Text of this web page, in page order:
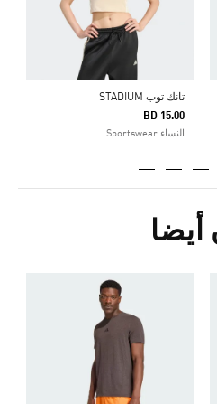
تانك توب STADIUM
BD 15.00
النساء Sportswear